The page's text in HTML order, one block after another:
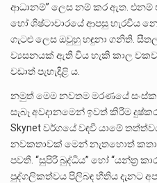
ආධානම්” ලෙස නම් කර ඇත. එනම්
හෝ ශිෂ්ටාචාරයේ ආපසු හැරවිය
ගැටළු ලෙස ඔවුහු හඳුනා ගනිති.
ව්‍යසනයක් ඇති විය හැකි කාල
වඩාත් පැහැදිළි ය.
නමුත් මෙම නවතම මරණයේ
සැබෑ අවදානමෙන් ඉවත් කිරීම
Skynet වර්ගයේ වඳවී යාමේ
නවකතාවක් මෙන් නැතහොත් කතා
පවතී. “සුපිරි බුද්ධිය” හෝ “යන්ත්‍ර
පුද්ගලිකත්වය පිලිබඳ භීතිය දැනට